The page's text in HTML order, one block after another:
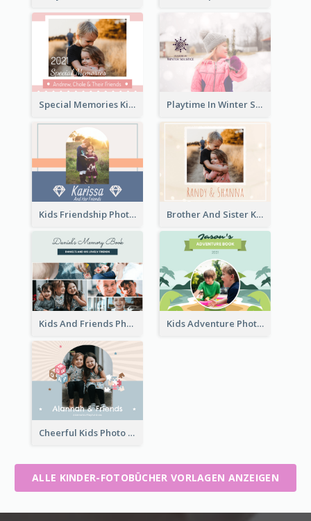
Special Memories Kids Photo Book Playtime In Winter Solstice Kids Photobook
Kids Friendship Photo Book Brother And Sister Kids Photo Book
Kids And Friends Photo Book Kids Adventure Photo Book
Cheerful Kids Photo Book
ALLE KINDER-FOTOBÜCHER VORLAGEN ANZEIGEN